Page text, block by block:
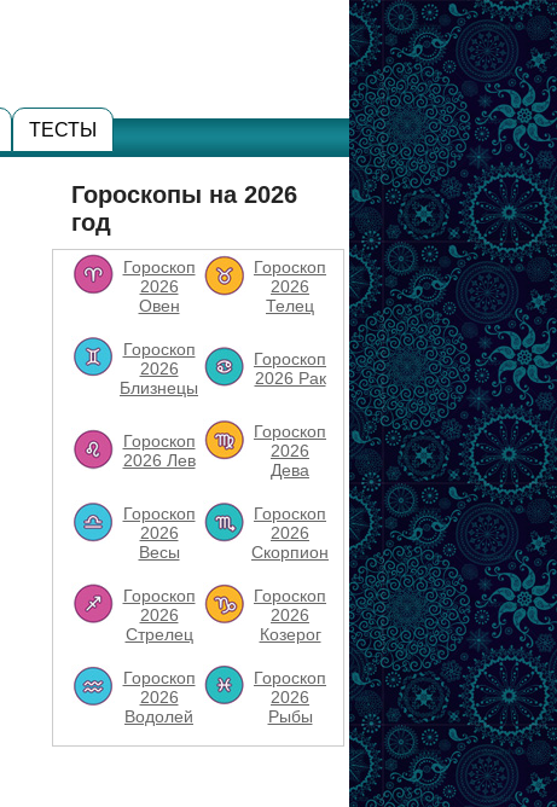
ТЕСТЫ
Гороскопы на 2026
год
Гороскоп
2026
Овен
Гороскоп
2026
Телец
Гороскоп
2026
Близнецы
Гороскоп
2026 Рак
Гороскоп
2026 Лев
Гороскоп
2026
Дева
Гороскоп
2026
Весы
Гороскоп
2026
Скорпион
Гороскоп
2026
Стрелец
Гороскоп
2026
Козерог
Гороскоп
2026
Водолей
Гороскоп
2026
Рыбы